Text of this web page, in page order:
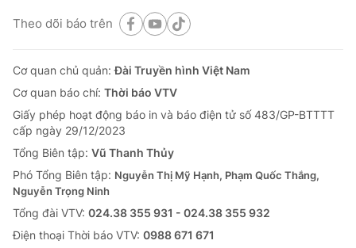
Theo dõi báo trên
Cơ quan chủ quản:Đài Truyền hình Việt Nam
Cơ quan báo chí: Thời báo VTV
Giấy phép hoạt động báo in và báo điện tử số 483/GP-BTTTT
cấp ngày 29/12/2023
Tổng Biên tập: Vũ Thanh Thủy
Phó Tổng Biên tập: Nguyễn Thị Mỹ Hạnh, Phạm Quốc Thắng,
Nguyễn Trọng Ninh
Tổng đài VTV: 024.38 355 931 - 024.38 355 932
Ðiện thoại Thời báo VTV: 0988 671 671